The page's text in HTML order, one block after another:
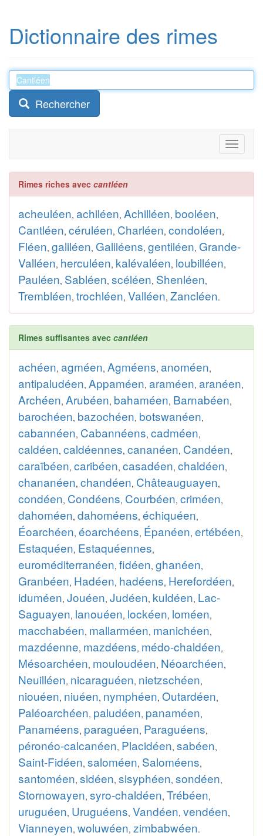
Dictionnaire des rimes
Rechercher
Toggle
Rimes riches avec cantléen
acheuléen, achiléen, Achilléen, booléen,
Cantléen, céruléen, Charléen, condoléen,
Fléen, galiléen, Galiléens, gentiléen, Grande-
Valléen, herculéen, kalévaléen, loubilléen,
Pauléen, Sabléen, scéléen, Shenléen,
Trembléen, trochléen, Valléen, Zancléen.
Rimes suffisantes avec cantléen
achéen, agméen, Agméens, anoméen,
antipaludéen, Appaméen, araméen, aranéen,
Archéen, Arubéen, bahaméen, Barnabéen,
barochéen, bazochéen, botswanéen,
cabannéen, Cabannéens, cadméen,
caldéen, caldéennes, cananéen, Candéen,
caraïbéen, caribéen, casadéen, chaldéen,
chananéen, chandéen, Châteauguayen,
condéen, Condéens, Courbéen, criméen,
dahoméen, dahoméens, échiquéen,
Éoarchéen, éoarchéens, Épanéen, ertébéen,
Estaquéen, Estaquéennes,
euroméditerranéen, fidéen, ghanéen,
Granbéen, Hadéen, hadéens, Herefordéen,
iduméen, Jouéen, Judéen, kuldéen, Lac-
Saguayen, lanouéen, lockéen, loméen,
macchabéen, mallarméen, manichéen,
mazdéenne, mazdéens, médo-chaldéen,
Mésoarchéen, mouloudéen, Néoarchéen,
Neuilléen, nicaraguéen, nietzschéen,
niouéen, niuéen, nymphéen, Outardéen,
Paléoarchéen, paludéen, panaméen,
Panaméens, paraguéen, Paraguéens,
péronéo-calcanéen, Placidéen, sabéen,
Saint-Fidéen, saloméen, Saloméens,
santoméen, sidéen, sisyphéen, sondéen,
Stornowayen, syro-chaldéen, Trébéen,
uruguéen, Uruguéens, Vandéen, vendéen,
Vianneyen, woluwéen, zimbabwéen.